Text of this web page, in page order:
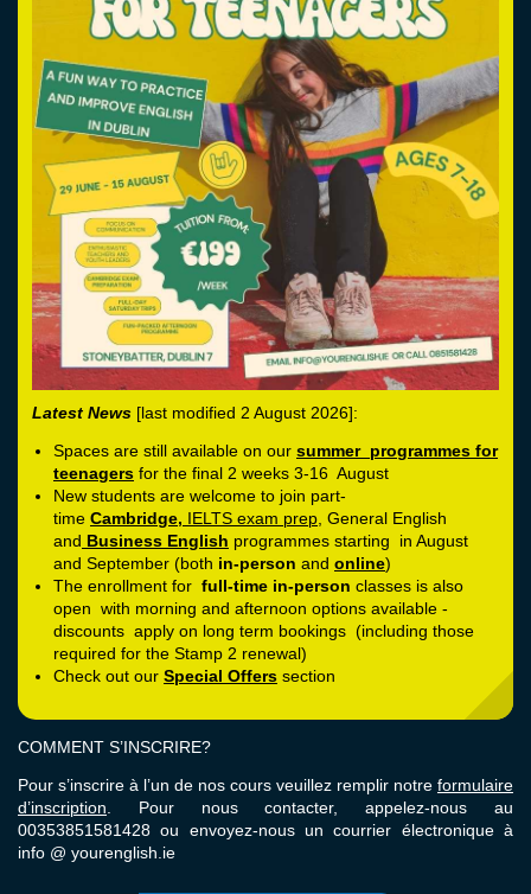
Latest News [last modified 2 August 2026]:
Spaces are still available on our summer programmes for
teenagers for the final 2 weeks 3-16 August
New students are welcome to join part-
time Cambridge, IELTS exam prep, General English
and Business English programmes starting in August
and September (both in-person and online)
The enrollment for full-time in-person classes is also
open with morning and afternoon options available -
discounts apply on long term bookings (including those
required for the Stamp 2 renewal)
Check out our Special Offers section
COMMENT S’INSCRIRE?
Pour s’inscrire à l’un de nos cours veuillez remplir notre formulaire
d’inscription. Pour nous contacter, appelez-nous au
00353851581428 ou envoyez-nous un courrier électronique à
info @ yourenglish.ie